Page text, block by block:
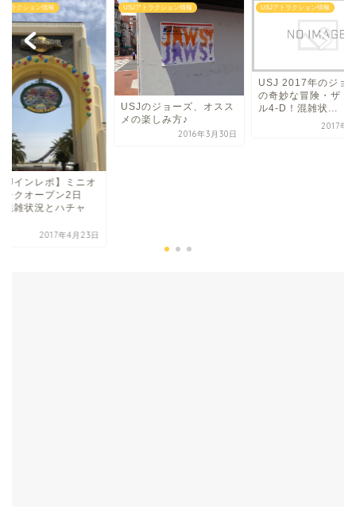
トラクション情報
インレポ】ミニオ
ークオープン2日
混雑状況とハチャ
2017年4月23日
USJアトラクション情報
USJのジョーズ、オスス
メの楽しみ方♪
2016年3月30日
USJアトラクション情報
USJ 2017年のジョ
の奇妙な冒険・ザ・
ル4-D！混雑状...
2017年5